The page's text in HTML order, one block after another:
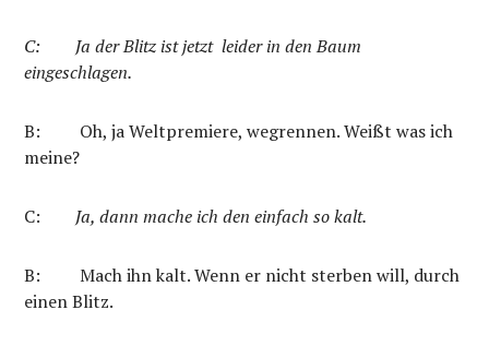
C: Ja der Blitz ist jetzt leider in den Baum
eingeschlagen.
B:
Oh, ja Weltpremiere, wegrennen. Weißt was ich
meine?
C: Ja, dann mache ich den einfach so kalt.
B:
Mach ihn kalt. Wenn er nicht sterben will, durch
einen Blitz.